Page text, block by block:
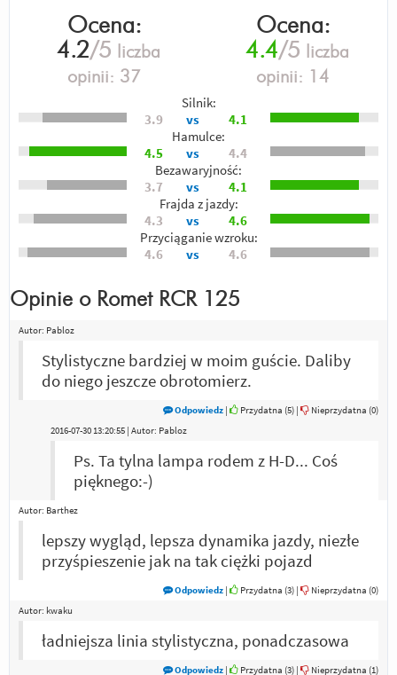
Ocena:
4.2/5 liczba
opinii: 37
Ocena:
4.4/5 liczba
opinii: 14
Silnik:
3.9
vs
4.1
Hamulce:
4.5
vs
4.4
Bezawaryjność:
3.7
vs
4.1
Frajda z jazdy:
4.3
vs
4.6
Przyciąganie wzroku:
4.6
vs 4.6
Opinie o Romet RCR 125
Autor: Pabloz
Stylistyczne bardziej w moim guście. Daliby
do niego jeszcze obrotomierz.
Odpowiedz | Przydatna (5) | Nieprzydatna (0)
2016-07-30 13:20:55 | Autor: Pabloz
Ps. Ta tylna lampa rodem z H-D... Coś
pięknego:-)
Autor: Barthez
lepszy wygląd, lepsza dynamika jazdy, niezłe
przyśpieszenie jak na tak ciężki pojazd
Odpowiedz | Przydatna (3) | Nieprzydatna (0)
Autor: kwaku
ładniejsza linia stylistyczna, ponadczasowa
Odpowiedz | Przydatna (3) | Nieprzydatna (1)